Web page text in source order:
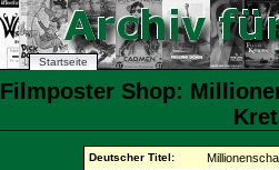
Startseite
Filmposter Shop:
Deutscher Titel: